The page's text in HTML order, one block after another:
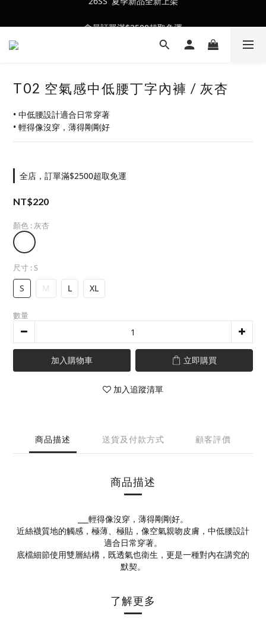
會員訂單滿$2500超取免運
T02 空氣感中低腰丁字內褲 / 灰杏
• 中低腰設計適合日常穿著
• 輕得像沒穿，薄得剛剛好
全店，訂單滿$2500超取免運
NT$220
顏色 : 灰杏
尺寸 : S
S M L XL
數量
加入購物車 立即購買
加入追蹤清單
商品描述 送貨及付款方式 顧客評價
商品描述
___輕得像沒穿，薄得剛剛好。
近絲襪質地的觸感，極薄、極貼，像空氣親吻皮膚，中低腰設計
適合日常穿著。
底檔細節使用雙層結構，既透氣也衛生，更是一種對內在講究的
默契。
了解更多